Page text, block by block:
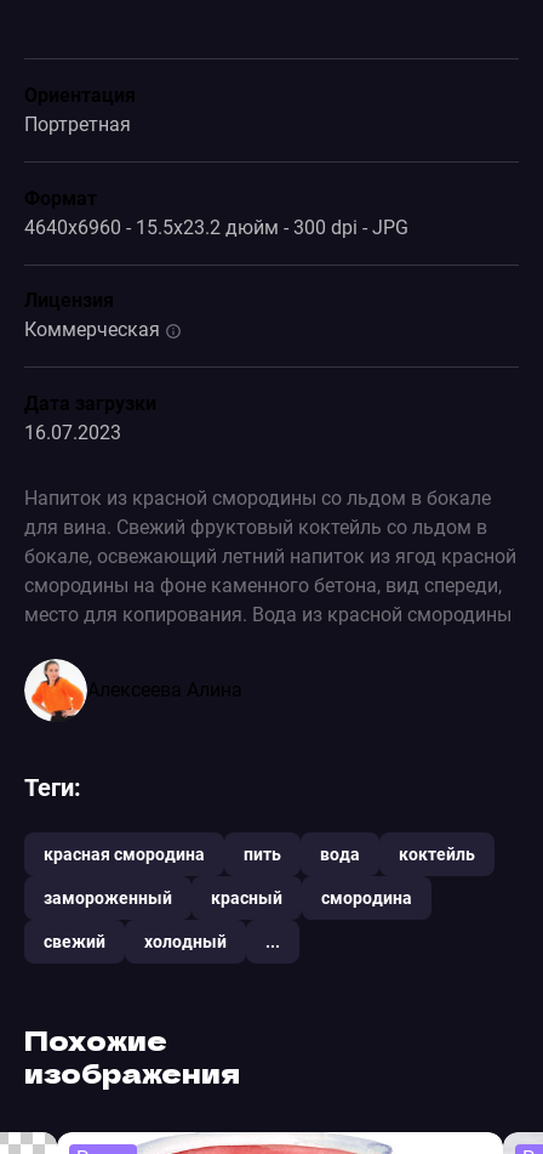
Ориентация
Портретная
Формат
4640x6960 - 15.5x23.2 дюйм - 300 dpi - JPG
Лицензия
Коммерческая
Дата загрузки
16.07.2023
Напиток из красной смородины со льдом в бокале
для вина. Свежий фруктовый коктейль со льдом в
бокале, освежающий летний напиток из ягод красной
смородины на фоне каменного бетона, вид спереди,
место для копирования. Вода из красной смородины
Алексеева Алина
Теги:
красная смородина пить вода коктейль
замороженный красный смородина
свежий холодный ...
Похожие
изображения